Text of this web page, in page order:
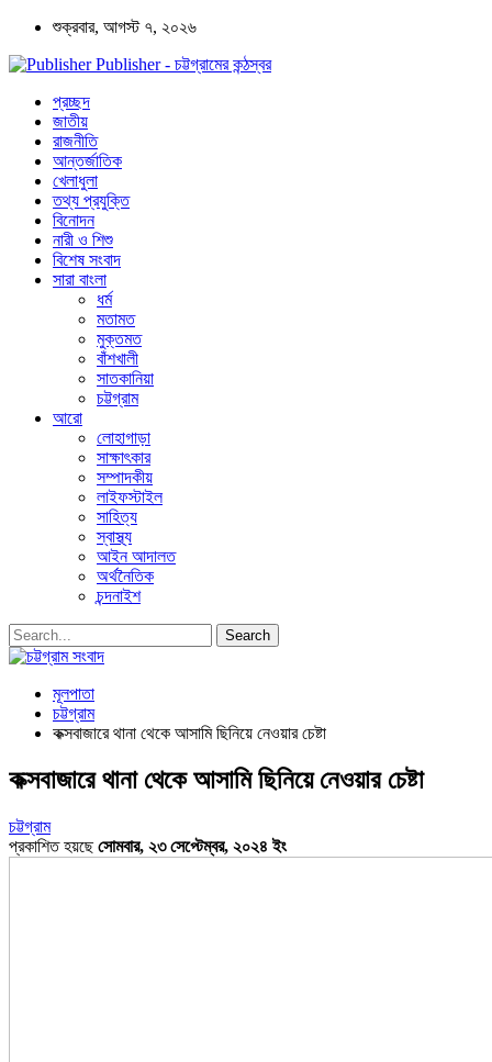
শুক্রবার, আগস্ট ৭, ২০২৬
Publisher - চট্টগ্রামের কন্ঠস্বর
প্রচ্ছদ
জাতীয়
রাজনীতি
আন্তর্জাতিক
খেলাধুলা
তথ্য প্রযুক্তি
বিনোদন
নারী ও শিশু
বিশেষ সংবাদ
সারা বাংলা
ধর্ম
মতামত
মুক্তমত
বাঁশখালী
সাতকানিয়া
চট্টগ্রাম
আরো
লোহাগাড়া
সাক্ষাৎকার
সম্পাদকীয়
লাইফস্টাইল
সাহিত্য
স্বাস্থ্য
আইন আদালত
অর্থনৈতিক
চন্দনাইশ
মূলপাতা
চট্টগ্রাম
কক্সবাজারে থানা থেকে আসামি ছিনিয়ে নেওয়ার চেষ্টা
কক্সবাজারে থানা থেকে আসামি ছিনিয়ে নেওয়ার চেষ্টা
চট্টগ্রাম
প্রকাশিত হয়ছেসোমবার, ২৩ সেপ্টেম্বর, ২০২৪ ইং